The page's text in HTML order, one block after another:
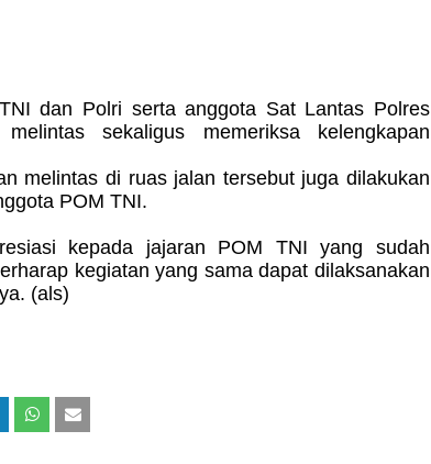
dan Polri serta anggota Sat Lantas Polres
sekaligus memeriksa kelengkapan
melintas di ruas jalan tersebut juga dilakukan
POM TNI.
kepada jajaran POM TNI yang sudah
kegiatan yang sama dapat dilaksanakan
(als)